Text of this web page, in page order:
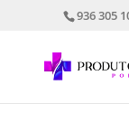
936 305